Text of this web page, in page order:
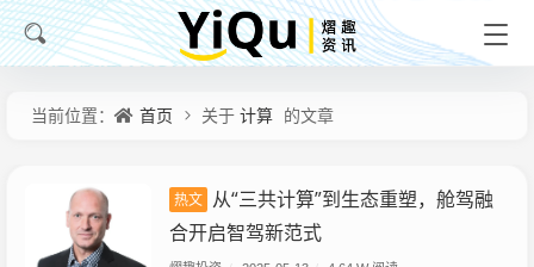
当前位置： 首页 关于 计算 的文章
热文 从“三共计算”到生态重塑，舱驾融
合开启智驾新范式